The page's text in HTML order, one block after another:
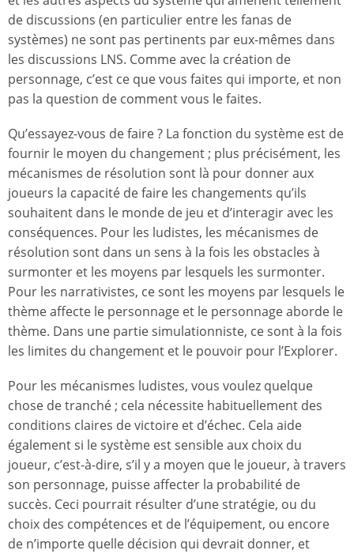
de discussions (en particulier entre les fanas de
systèmes) ne sont pas pertinents par eux-mêmes dans
les discussions LNS. Comme avec la création de
personnage, c’est ce que vous faites qui importe, et non
pas la question de comment vous le faites.
Qu’essayez-vous de faire ? La fonction du système est de
fournir le moyen du changement ; plus précisément, les
mécanismes de résolution sont là pour donner aux
joueurs la capacité de faire les changements qu’ils
souhaitent dans le monde de jeu et d’interagir avec les
conséquences. Pour les ludistes, les mécanismes de
résolution sont dans un sens à la fois les obstacles à
surmonter et les moyens par lesquels les surmonter.
Pour les narrativistes, ce sont les moyens par lesquels le
thème affecte le personnage et le personnage aborde le
thème. Dans une partie simulationniste, ce sont à la fois
les limites du changement et le pouvoir pour l’Explorer.
Pour les mécanismes ludistes, vous voulez quelque
chose de tranché ; cela nécessite habituellement des
conditions claires de victoire et d’échec. Cela aide
également si le système est sensible aux choix du
joueur, c’est-à-dire, s’il y a moyen que le joueur, à travers
son personnage, puisse affecter la probabilité de
succès. Ceci pourrait résulter d’une stratégie, ou du
choix des compétences et de l’équipement, ou encore
de n’importe quelle décision qui devrait donner, et